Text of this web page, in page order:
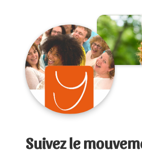
Suivez le